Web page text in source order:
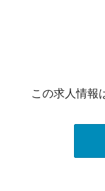
この求人情報